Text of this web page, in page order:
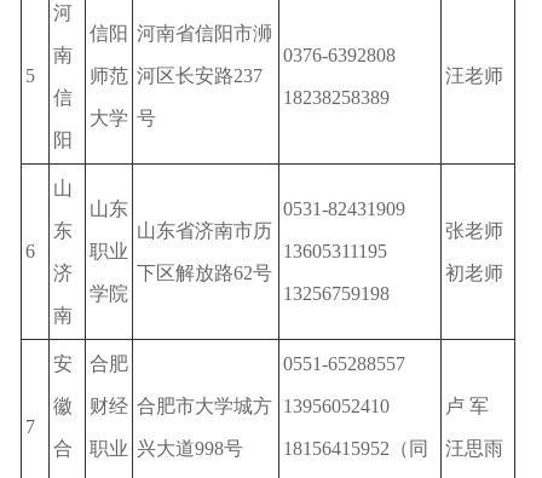
5
河
南
信
阳
信阳
师范
大学
河南省信阳市浉
河区长安路237
号
0376-6392808
18238258389
汪老师
6
山
东
济
南
山东
职业
学院
山东省济南市历
下区解放路62号
0531-82431909
13605311195
13256759198
张老师
初老师
7
安
徽
合
合肥
财经
职业
合肥市大学城方
兴大道998号
0551-65288557
13956052410
18156415952（同
卢 军
汪思雨